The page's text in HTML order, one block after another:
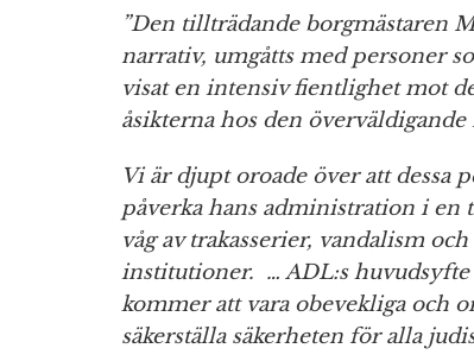
”Den tillträdande borgmästaren
narrativ, umgåtts med personer
visat en intensiv fientlighet mot
åsikterna hos den
Vi är djupt oroade över att dessa
påverka hans administration i en
våg av trakasserier, vandalism
institutioner. … ADL:s huvudsyfte
kommer att vara obevekliga och
säkerställa säkerheten för alla